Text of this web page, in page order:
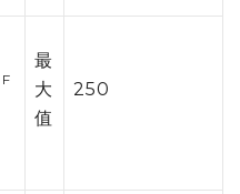
F
最
大
值
250